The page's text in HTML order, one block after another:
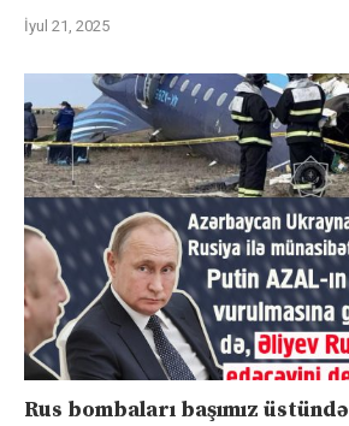
İyul 21, 2025
Rus bombaları başımız üstündə